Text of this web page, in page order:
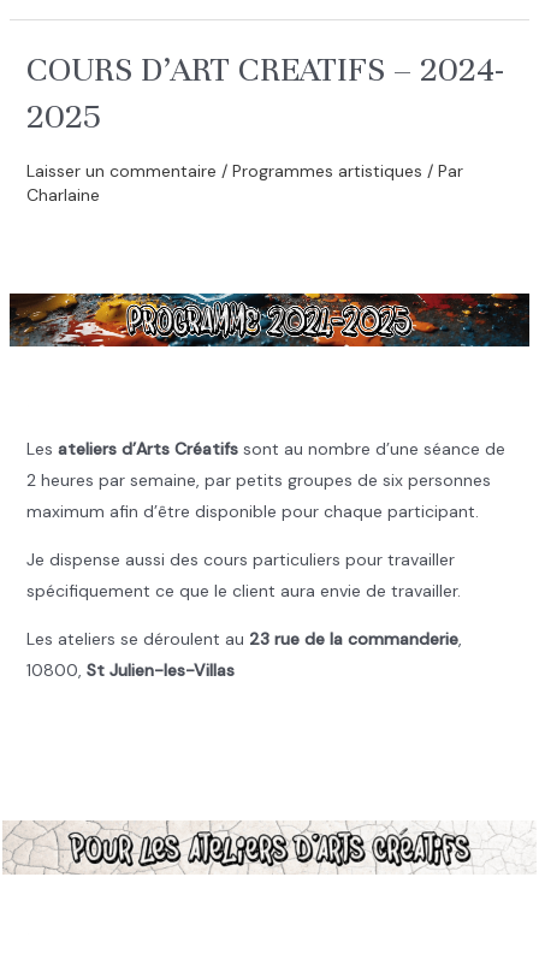
COURS D’ART CREATIFS – 2024-
2025
Laisser un commentaire / Programmes artistiques / Par
Charlaine
Les ateliers d’Arts Créatifs sont au nombre d’une séance de
2 heures par semaine, par petits groupes de six personnes
maximum afin d’être disponible pour chaque participant.
Je dispense aussi des cours particuliers pour travailler
spécifiquement ce que le client aura envie de travailler.
Les ateliers se déroulent au 23 rue de la commanderie,
10800, St Julien-les-Villas